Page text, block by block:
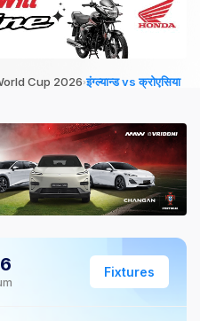
Cup 2026›इंग्ल्यान्ड vs क्रोएसिया
Fixtures